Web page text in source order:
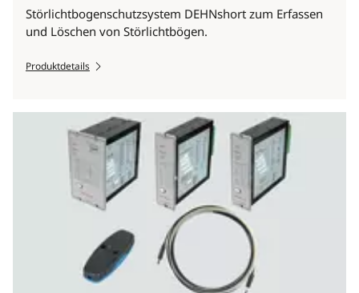
Störlichtbogenschutzsystem DEHNshort zum Erfassen
und Löschen von Störlichtbögen.
Produktdetails